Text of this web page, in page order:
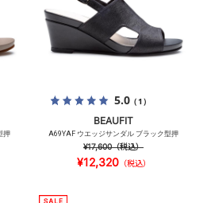
押
5.0（1）
BEAUFIT
A69YAF ウエッジサンダル ブラック型押
¥17,600（税込）
¥12,320（税込）